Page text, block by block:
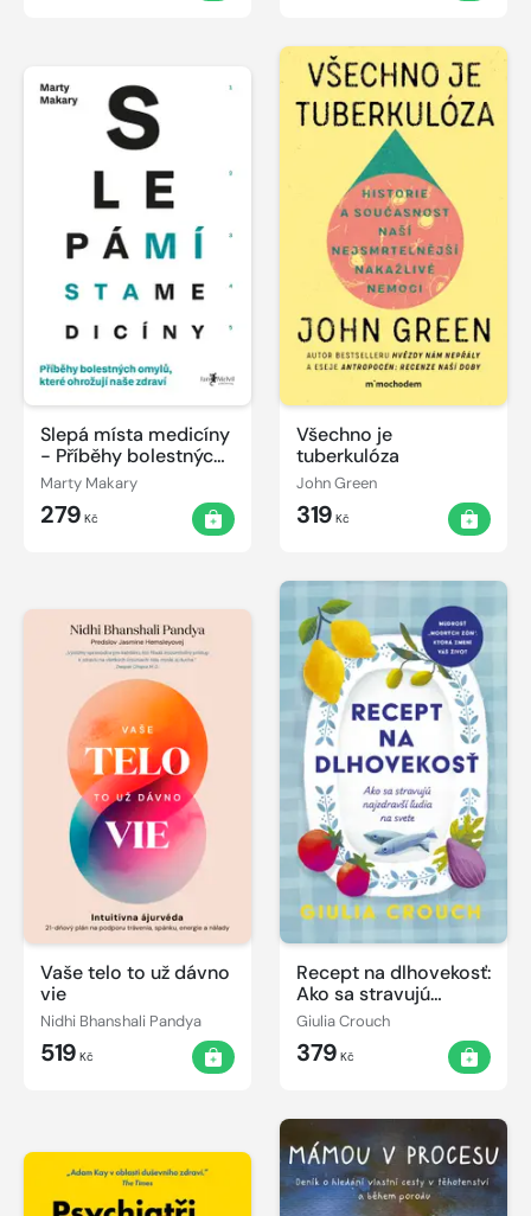
Slepá místa medicíny
- Příběhy bolestných
omylů, které ohrožují
naše zdraví
Marty Makary
279 Kč
Všechno je
tuberkulóza
John Green
319 Kč
Vaše telo to už dávno
vie
Nidhi Bhanshali Pandya
519 Kč
Recept na dlhovekosť:
Ako sa stravujú
najzdravší ľudia na
Giulia Crouch
379 Kč